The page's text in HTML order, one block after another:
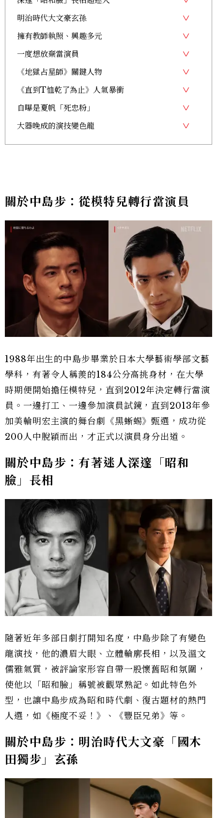
明治時代大文豪玄孫
擁有教師執照、興趣多元
一度想放棄當演員
《地獄占星師》關鍵人物
《直到T恤乾了為止》人氣暴衝
自曝是夏帆「死忠粉」
大器晚成的演技變色龍
關於中島步：從模特兒轉行當演員
1988年出生的中島步畢業於日本大學藝術學部文藝
學科，有著令人稱羨的184公分高挑身材，在大學
時期便開始擔任模特兒，直到2012年決定轉行當演
員。一邊打工、一邊參加演員試鏡，直到2013年參
加美輪明宏主演的舞台劇《黑蜥蜴》甄選，成功從
200人中脫穎而出，才正式以演員身分出道。
關於中島步：有著迷人深邃「昭和
臉」長相
隨著近年多部日劇打開知名度，中島步除了有變色
龍演技，他的濃眉大眼、立體輪廓長相，以及溫文
儒雅氣質，被評論家形容自帶一股懷舊昭和氛圍，
使他以「昭和臉」稱號被觀眾熟記。如此特色外
型，也讓中島步成為昭和時代劇、復古題材的熱門
人選，如《極度不妥！》、《豐臣兄弟》等。
關於中島步：明治時代大文豪「國木
田獨步」玄孫